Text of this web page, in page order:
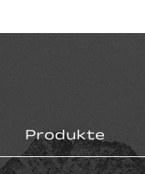
Produkte